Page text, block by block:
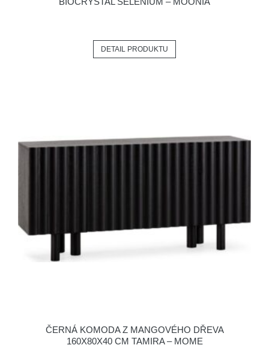
DETAIL PRODUKTU
ČERNÁ KOMODA Z MANGOVÉHO DŘEVA
160X80X40 CM TAMIRA – MOME